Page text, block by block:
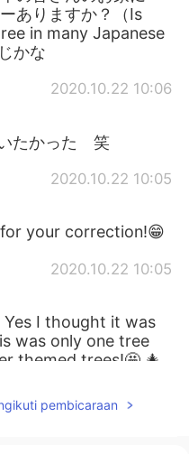
ありますか？（Is
in many Japanese
かな
2020.10.22 10:06
たかった 笑
2020.10.22 10:05
your correction!😁
2020.10.22 10:05
Yes I thought it was
was only one tree
themed trees!🤩 🎄
2020.10.22 10:04
pembicaraan